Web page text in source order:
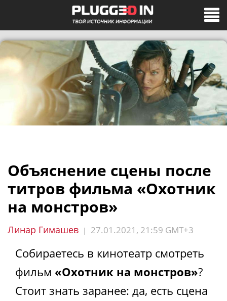
Объяснение сцены после
титров фильма «Охотник
на монстров»
Линар Гимашев | 27.01.2021, 21:59 GMT+3
Собираетесь в кинотеатр смотреть
фильм «Охотник на монстров»?
Стоит знать заранее: да, есть сцена